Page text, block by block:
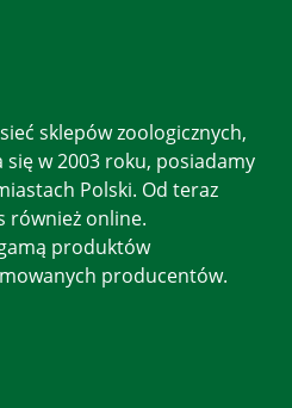
sklepów zoologicznych,
się w 2003 roku, posiadamy
Polski. Od teraz
również online.
produktów
producentów.